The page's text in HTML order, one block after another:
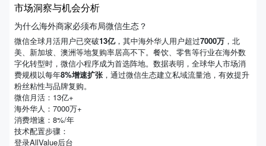
市场洞察与机会分析
为什么海外商家必须布局微信生态？
微信全球月活用户已突破13亿，其中海外华人用户超过7000万 ，北
美、新加坡、澳洲等地复购率居高不下。餐饮、零售等行业在海外数
字化转型时，微信小程序成为首选阵地。数据表明，全球华人市场消
费规模以每年8%增速扩张，通过微信生态建立私域流量池，有效提升
粉丝粘性与品牌复购。
微信月活：13亿+
海外华人：7000万+
消费增速：8%/年
技术配置步骤：
登录AllValue后台